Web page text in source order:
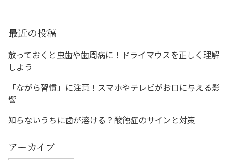
ー
ョ
ン
最近の投稿
放っておくと虫歯や歯周病に！ドライマウスを正しく理解
しよう
「ながら習慣」に注意！スマホやテレビがお口に与える影
響
知らないうちに歯が溶ける？酸蝕症のサインと対策
アーカイブ